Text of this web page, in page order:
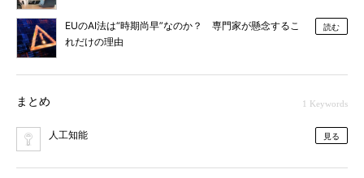
EUのAI法は“時期尚早”なのか？ 専門家が懸念するこ
れだけの理由
読む
まとめ 1 Keywords
人工知能 見る